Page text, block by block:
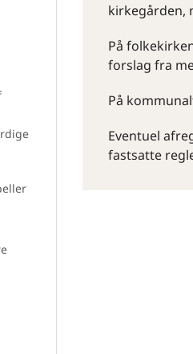
kirkegården,
På
forslag fra
På
Eventuel
fastsatte